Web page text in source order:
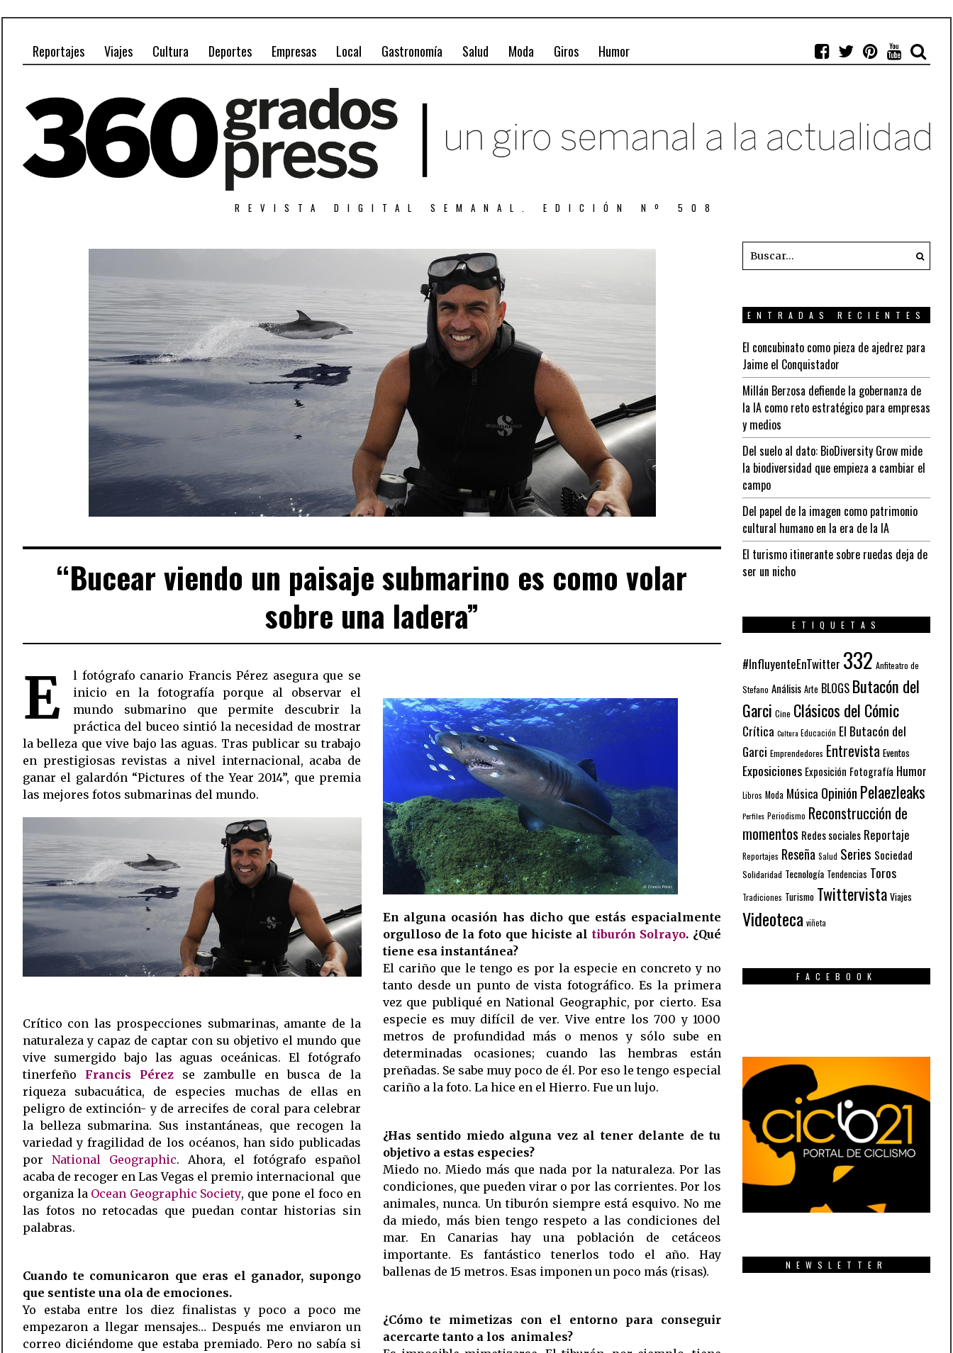
Reportajes Viajes Cultura Deportes Empresas Local Gastronomía Salud Moda Giros Humor
REVISTA DIGITAL SEMANAL. EDICIÓN Nº 508
“Bucear viendo un paisaje submarino es como volar
sobre una ladera”
E
l fotógrafo canario Francis Pérez asegura que se
inicio en la fotografía porque al observar el
mundo submarino que permite descubrir la
práctica del buceo sintió la necesidad de mostrar
la belleza que vive bajo las aguas. Tras publicar su trabajo
en prestigiosas revistas a nivel internacional, acaba de
ganar el galardón “Pictures of the Year 2014”, que premia
las mejores fotos submarinas del mundo.
Crítico con las prospecciones submarinas, amante de la
naturaleza y capaz de captar con su objetivo el mundo que
vive sumergido bajo las aguas oceánicas. El fotógrafo
tinerfeño Francis Pérez se zambulle en busca de la
riqueza subacuática, de especies muchas de ellas en
peligro de extinción- y de arrecifes de coral para celebrar
la belleza submarina. Sus instantáneas, que recogen la
variedad y fragilidad de los océanos, han sido publicadas
por National Geographic. Ahora, el fotógrafo español
acaba de recoger en Las Vegas el premio internacional que
organiza la Ocean Geographic Society, que pone el foco en
las fotos no retocadas que puedan contar historias sin
palabras.
Cuando te comunicaron que eras el ganador, supongo
que sentiste una ola de emociones.
Yo estaba entre los diez finalistas y poco a poco me
empezaron a llegar mensajes… Después me enviaron un
correo diciéndome que estaba premiado. Pero no sabía si
En alguna ocasión has dicho que estás espacialmente
orgulloso de la foto que hiciste al tiburón Solrayo. ¿Qué
tiene esa instantánea?
El cariño que le tengo es por la especie en concreto y no
tanto desde un punto de vista fotográfico. Es la primera
vez que publiqué en National Geographic, por cierto. Esa
especie es muy difícil de ver. Vive entre los 700 y 1000
metros de profundidad más o menos y sólo sube en
determinadas ocasiones; cuando las hembras están
preñadas. Se sabe muy poco de él. Por eso le tengo especial
cariño a la foto. La hice en el Hierro. Fue un lujo.
¿Has sentido miedo alguna vez al tener delante de tu
objetivo a estas especies?
Miedo no. Miedo más que nada por la naturaleza. Por las
condiciones, que pueden virar o por las corrientes. Por los
animales, nunca. Un tiburón siempre está esquivo. No me
da miedo, más bien tengo respeto a las condiciones del
mar. En Canarias hay una población de cetáceos
importante. Es fantástico tenerlos todo el año. Hay
ballenas de 15 metros. Esas imponen un poco más (risas).
¿Cómo te mimetizas con el entorno para conseguir
acercarte tanto a los animales?
ENTRADAS RECIENTES
El concubinato como pieza de ajedrez para
Jaime el Conquistador
Millán Berzosa defiende la gobernanza de
la IA como reto estratégico para empresas
y medios
Del suelo al dato: BioDiversity Grow mide
la biodiversidad que empieza a cambiar el
campo
Del papel de la imagen como patrimonio
cultural humano en la era de la IA
El turismo itinerante sobre ruedas deja de
ser un nicho
ETIQUETAS
#InfluyenteEnTwitter 332 Anfiteatro de
Stefano Análisis Arte BLOGS Butacón del
Garci Cine Clásicos del Cómic
Crítica Cultura Educación El Butacón del
Garci Emprendedores Entrevista Eventos
Exposiciones Exposición Fotografía Humor
Libros Moda Música Opinión Pelaezleaks
Perfiles Periodismo Reconstrucción de
momentos Redes sociales Reportaje
Reportajes Reseña Salud Series Sociedad
Solidaridad Tecnología Tendencias Toros
Tradiciones Turismo Twittervista Viajes
Videoteca viñeta
FACEBOOK
NEWSLETTER